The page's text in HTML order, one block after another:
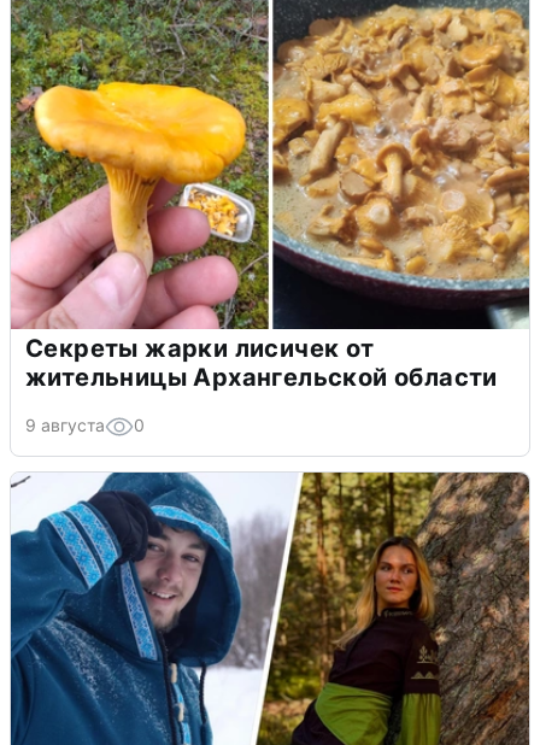
Секреты жарки лисичек от
жительницы Архангельской области
9 августа 0